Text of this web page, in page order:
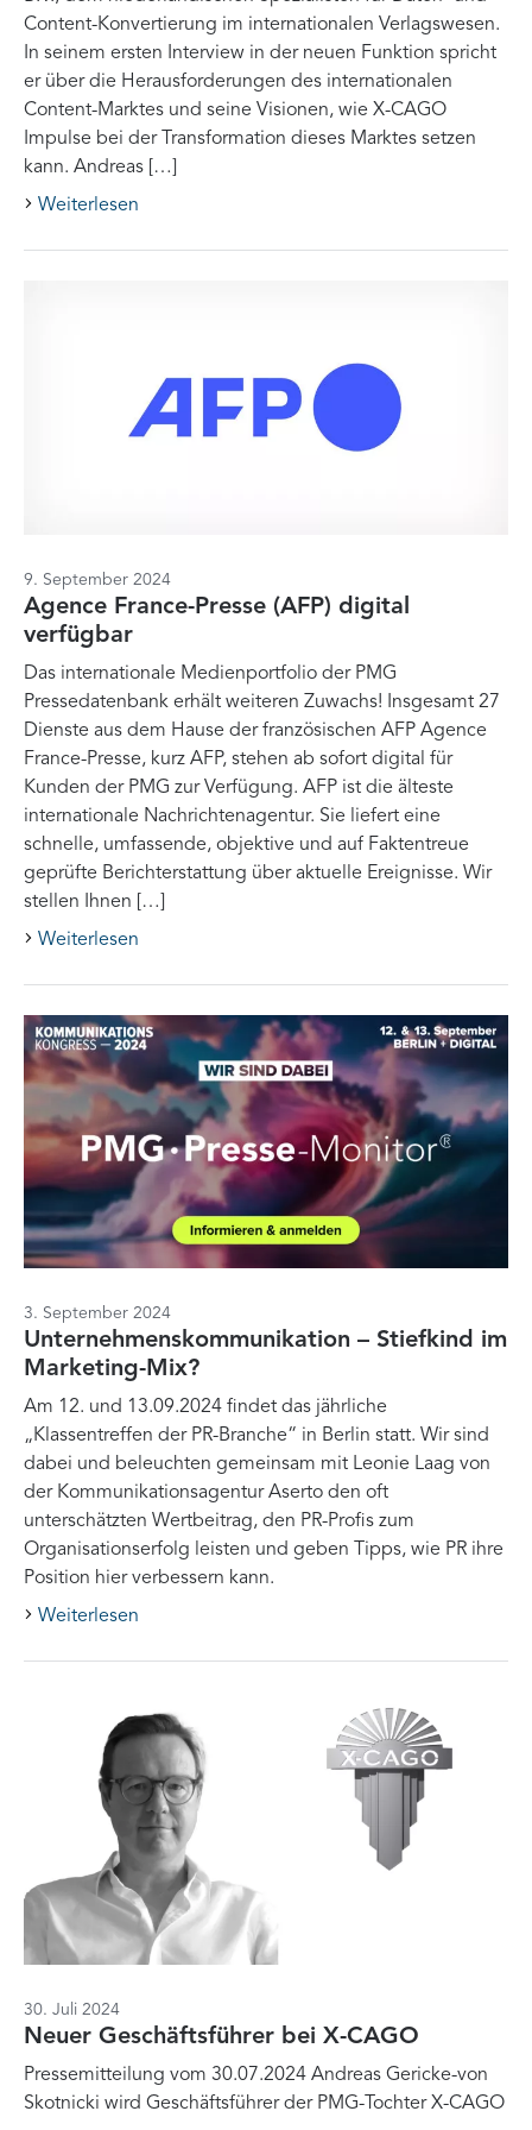
Content-Konvertierung im internationalen Verlagswesen.
In seinem ersten Interview in der neuen Funktion spricht
er über die Herausforderungen des internationalen
Content-Marktes und seine Visionen, wie X-CAGO
Impulse bei der Transformation dieses Marktes setzen
kann. Andreas […]
Weiterlesen
9. September 2024
Agence France-Presse (AFP) digital
verfügbar
Das internationale Medienportfolio der PMG
Pressedatenbank erhält weiteren Zuwachs! Insgesamt 27
Dienste aus dem Hause der französischen AFP Agence
France-Presse, kurz AFP, stehen ab sofort digital für
Kunden der PMG zur Verfügung. AFP ist die älteste
internationale Nachrichtenagentur. Sie liefert eine
schnelle, umfassende, objektive und auf Faktentreue
geprüfte Berichterstattung über aktuelle Ereignisse. Wir
stellen Ihnen […]
Weiterlesen
3. September 2024
Unternehmenskommunikation – Stiefkind im
Marketing-Mix?
Am 12. und 13.09.2024 findet das jährliche
„Klassentreffen der PR-Branche“ in Berlin statt. Wir sind
dabei und beleuchten gemeinsam mit Leonie Laag von
der Kommunikationsagentur Aserto den oft
unterschätzten Wertbeitrag, den PR-Profis zum
Organisationserfolg leisten und geben Tipps, wie PR ihre
Position hier verbessern kann.
Weiterlesen
30. Juli 2024
Neuer Geschäftsführer bei X-CAGO
Pressemitteilung vom 30.07.2024 Andreas Gericke-von
Skotnicki wird Geschäftsführer der PMG-Tochter X-CAGO